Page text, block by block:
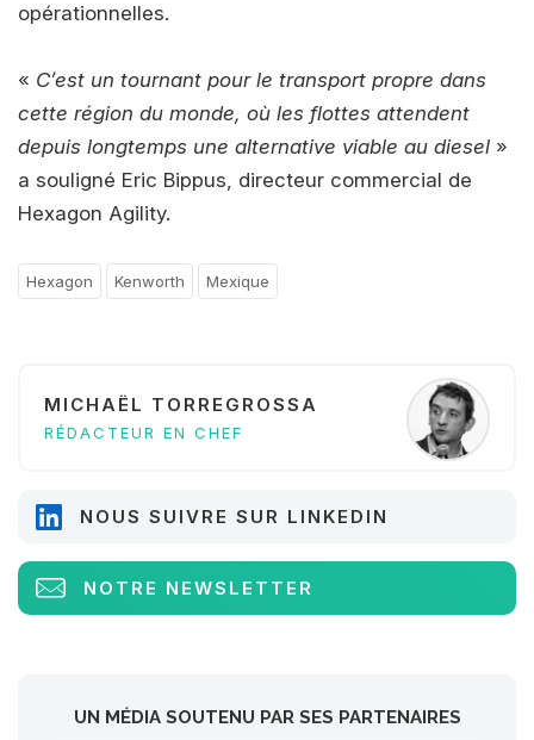
opérationnelles.
« C’est un tournant pour le transport propre dans
cette région du monde, où les flottes attendent
depuis longtemps une alternative viable au diesel »
a souligné Eric Bippus, directeur commercial de
Hexagon Agility.
Hexagon Kenworth Mexique
MICHAËL TORREGROSSA
RÉDACTEUR EN CHEF
NOUS SUIVRE SUR LINKEDIN
NOTRE NEWSLETTER
UN MÉDIA SOUTENU PAR SES PARTENAIRES